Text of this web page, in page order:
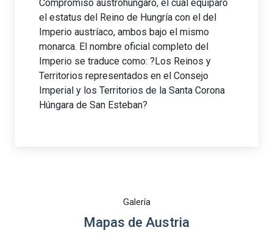
Compromiso austrohúngaro, el cual equiparó
el estatus del Reino de Hungría con el del
Imperio austríaco, ambos bajo el mismo
monarca. El nombre oficial completo del
Imperio se traduce como: ?Los Reinos y
Territorios representados en el Consejo
Imperial y los Territorios de la Santa Corona
Húngara de San Esteban?
Galería
Mapas de Austria